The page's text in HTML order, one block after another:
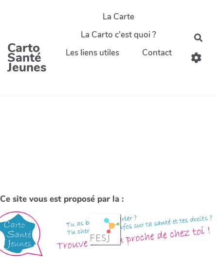
Carto
Santé
Jeunes
La Carte
La Carto c'est quoi ?
Les liens utiles
Contact
Ce site vous est proposé par la :